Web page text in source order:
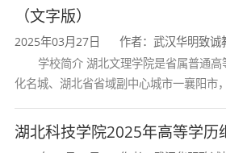
特别说明：电子信息工程
收已取得国民教育系列大学
类人员，不限原专业背景，
（文字版）
2025年03月27日
作者：武汉华明致诚
学校简介 湖北文理学院是省属普通高等学校，位于全国历史文
化名城、湖北省省域副中心城市一襄阳市
学校、全国普通
湖北科技学院2025年高等学历